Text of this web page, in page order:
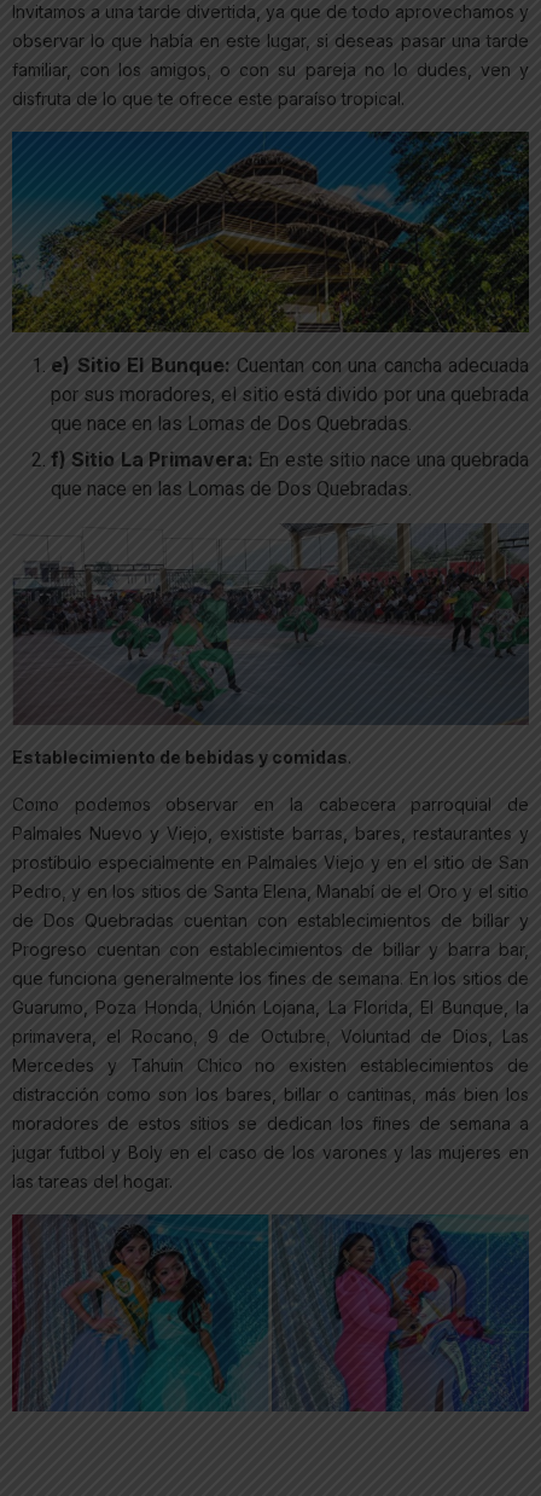
Invitamos a una tarde divertida, ya que de todo aprovechamos y
observar lo que había en este lugar, si deseas pasar una tarde
familiar, con los amigos, o con su pareja no lo dudes, ven y
disfruta de lo que te ofrece este paraíso tropical.
e) Sitio El Bunque: Cuentan con una cancha adecuada
por sus moradores, el sitio está divido por una quebrada
que nace en las Lomas de Dos Quebradas.
f) Sitio La Primavera: En este sitio nace una quebrada
que nace en las Lomas de Dos Quebradas.
Establecimiento de bebidas y comidas.
Como podemos observar en la cabecera parroquial de
Palmales Nuevo y Viejo, exististe barras, bares, restaurantes y
prostíbulo especialmente en Palmales Viejo y en el sitio de San
Pedro, y en los sitios de Santa Elena, Manabí de el Oro y el sitio
de Dos Quebradas cuentan con establecimientos de billar y
Progreso cuentan con establecimientos de billar y barra bar,
que funciona generalmente los fines de semana. En los sitios de
Guarumo, Poza Honda, Unión Lojana, La Florida, El Bunque, la
primavera, el Rocano, 9 de Octubre, Voluntad de Dios, Las
Mercedes y Tahuin Chico no existen establecimientos de
distracción como son los bares, billar o cantinas, más bien los
moradores de estos sitios se dedican los fines de semana a
jugar futbol y Boly en el caso de los varones y las mujeres en
las tareas del hogar.